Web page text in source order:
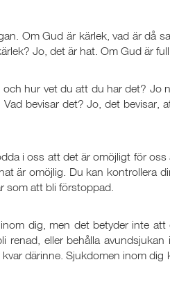
Om Gud är kärlek, vad är då
Jo, det är hat. Om Gud är
hur vet du att du har det? Jo
bevisar det? Jo, det bevisar,
i oss att det är omöjligt för
är omöjlig. Du kan kontrollera
som att bli förstoppad.
dig, men det betyder inte
renad, eller behålla
därinne. Sjukdomen inom